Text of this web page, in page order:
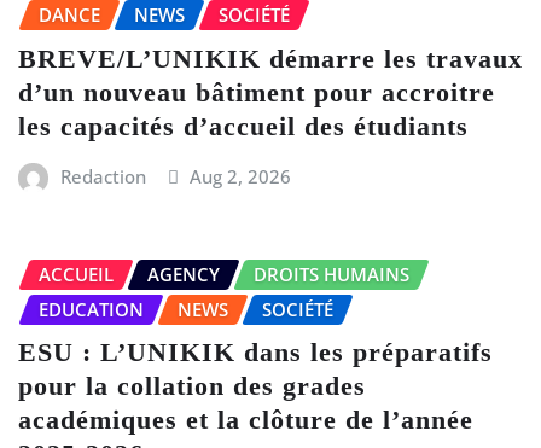
DANCE
NEWS SOCIÉTÉ
BREVE/L’UNIKIK démarre les travaux
d’un nouveau bâtiment pour accroitre
les capacités d’accueil des étudiants
Redaction Aug 2, 2026
ACCUEIL AGENCY
DROITS HUMAINS
EDUCATION
NEWS SOCIÉTÉ
ESU : L’UNIKIK dans les préparatifs
pour la collation des grades
académiques et la clôture de l’année